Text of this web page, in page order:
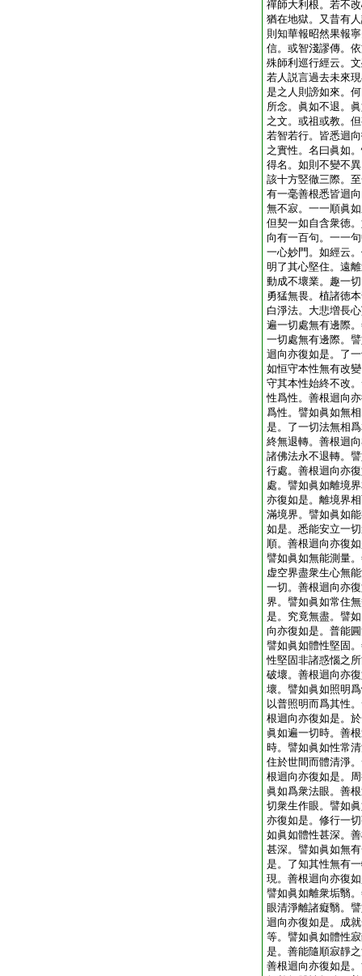
禪師大利根。若不
猶在地獄。又昔有
則知華報昭然果報
信。或智淺謬傳。
殊師利巡行經云。
若人説言過去未來
是之人則謗如來。
所念。眞如不退。
之文。或祖或教。
若智若行。皆悉迴
之實性。名曰眞如
得名。如則不變不
該十方竪徹三際。
有一毫善根悉皆迴
無不寂。一一順眞
但契一如自含衆徳
向有一百句。一一
一心妙門。如經云
明了其心堅住。遠
動成不壞業。趣一
勇猛無畏。植諸徳
白淨法。大悲増長
遍一切處無有邊際
一切處無有邊際。
迴向亦復如是。了
如恒守本性無有改
守其本性始終不改
性爲性。善根迴向
爲性。譬如眞如無
是。了一切法無相
終無退轉。善根迴
諸佛法永不退轉。
行處。善根迴向亦
處。譬如眞如離境
亦復如是。離境界
滿境界。譬如眞如
如是。悉能安立一
順。善根迴向亦復
譬如眞如無能測量
虚空界盡衆生心無
一切。善根迴向亦
界。譬如眞如常住
是。究竟無盡。譬
向亦復如是。普能
譬如眞如體性堅固
性堅固非諸惑惱之
破壞。善根迴向亦
壞。譬如眞如照明
以普照明而爲其性
根迴向亦復如是。
眞如遍一切時。善
時。譬如眞如性常
住於世間而體清淨
根迴向亦復如是。
眞如爲衆法眼。善
切衆生作眼。譬如
亦復如是。修行一
如眞如體性甚深。
甚深。譬如眞如無
是。了知其性無有
現。善根迴向亦復
譬如眞如離衆垢翳
眼清淨離諸癡翳。
迴向亦復如是。成
等。譬如眞如體性
是。善能隨順寂靜
善根迴向亦復如是